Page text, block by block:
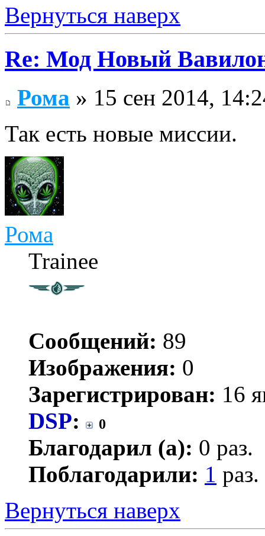
Вернуться наверх
Re: Мод Новый
Рома » 15 сен 2014,
Так есть новые миссии.
Рома
Trainee
Сообщений: 89
Изображения: 0
Зарегистрирован: 16
DSP: 0
Благодарил (а): 0 раз.
Поблагодарили: 1 раз.
Вернуться наверх